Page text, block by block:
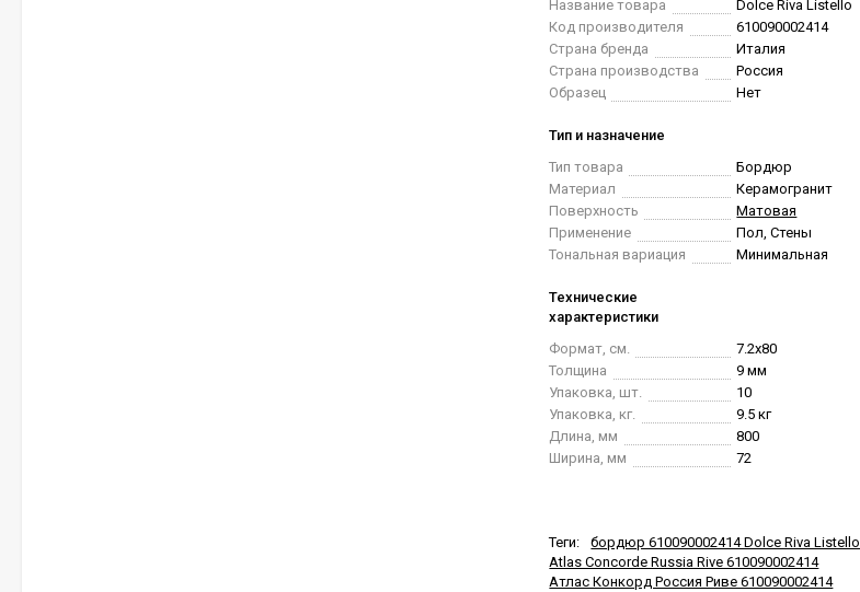
Название товара
Dolce Riva Listello
Код производителя
610090002414
Страна бренда
Италия
Страна производства
Россия
Образец
Нет
Тип и назначение
Тип товара
Бордюр
Материал
Керамогранит
Поверхность
Матовая
Применение
Пол, Стены
Тональная вариация
Минимальная
Технические
характеристики
Формат, см.
7.2x80
Толщина
9 мм
Упаковка, шт.
10
Упаковка, кг.
9.5 кг
Длина, мм
800
Ширина, мм
72
Теги:
бордюр 610090002414 Dolce Riva Listello
Atlas Concorde Russia Rive 610090002414
Атлас Конкорд Россия Риве 610090002414